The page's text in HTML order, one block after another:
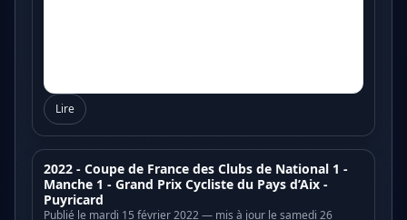
Lire
2022 - Coupe de France des Clubs de National 1 -
Manche 1 - Grand Prix Cycliste du Pays d’Aix -
Puyricard
Publié le mardi 15 février 2022 — mis à jour le samedi 26